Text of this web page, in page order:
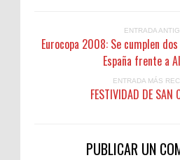
ENTRADA
Eurocopa 2008: Se cumplen
España frente a
ENTRADA MÁS
FESTIVIDAD DE SAN
PUBLICAR UN